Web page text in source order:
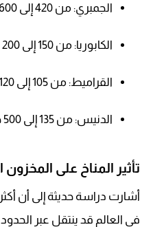
الجمبري: من 420 إلى 600 جنيهًا.
الكابوريا: من 150 إلى 200 جنيهًا.
القراميط: من 105 إلى 120 جنيهًا.
الدنيس: من 135 إلى 500 جنيهًا.
تأثير المناخ على
أشارت دراسة حديثة إلى أن
في العالم قد ينتقل عبر